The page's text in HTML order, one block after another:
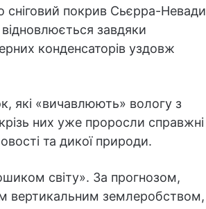
сніговий покрив Сьєрра-Невади
завдяки
конденсаторів уздовж
які «вичавлюють» вологу з
них уже проросли справжні
та дикої природи.
світу». За прогнозом,
вертикальним землеробством,